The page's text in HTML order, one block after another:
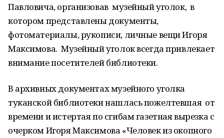
Павловича, организовав музейный уголок, в
котором представлены документы,
фотоматериалы, рукописи, личные вещи Игоря
Максимова. Музейный уголок всегда привлекает
внимание посетителей библиотеки.
В архивных документах музейного уголка
туканской библиотеки нашлась пожелтевшая от
времени и истертая по сгибам газетная вырезка с
очерком Игоря Максимова «Человек из окопного